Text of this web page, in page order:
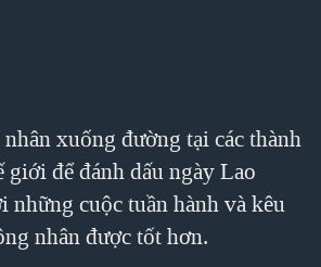
MẠI CỦA MỸ: QUÁ KHỨ VÀ HIỆN
xuống đường tại các thành
giới để đánh dấu ngày Lao
những cuộc tuần hành và kêu
nhân được tốt hơn.